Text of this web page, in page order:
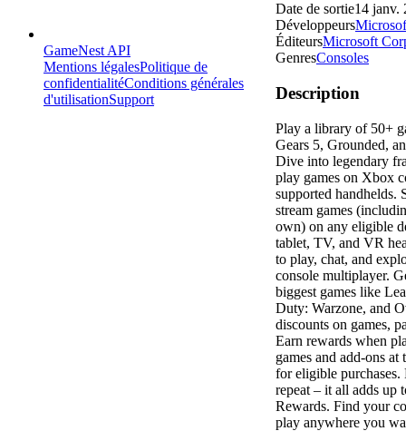
GameNest API
Mentions légalesPolitique de
confidentialitéConditions générales
d'utilisationSupport
Date de sortie14 janv.
Développeurs
ÉditeursMicrosoft
GenresConsoles
Description
Play a library of 50+
Gears 5, Grounded,
Dive into legendary
play games on Xbox
supported handhelds.
stream games
own) on any eligible
tablet, TV, and VR
to play, chat, and
console multiplayer.
biggest games like
Duty: Warzone, and
discounts on games,
Earn rewards when
games and add-ons at
for eligible purchases.
repeat – it all adds up
Rewards. Find your
play anywhere you